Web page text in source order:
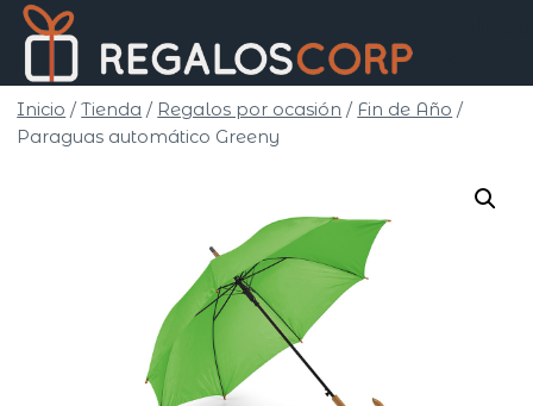
Saltar
contenido
Inicio / Tienda / Regalos por ocasión / Fin de Año /
Paraguas automático Greeny